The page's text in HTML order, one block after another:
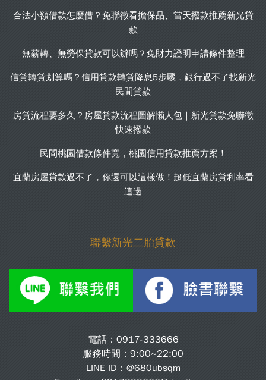
合法小額借款怎麼借？免聯徵看擔保品、當天撥款推薦新光貸
款
無薪轉、無勞保貸款可以辦嗎？免財力證明申請條件整理
信貸轉貸划算嗎？信用貸款轉貸降息5步驟，銀行過不了找新光
民間貸款
房貸流程要多久？房屋貸款流程圖解懶人包｜新光貸款免聯徵
快速撥款
民間桃園借款條件寬，桃園信用貸款推薦方案！
宜蘭房屋貸款過不了，你還可以這樣做！超低宜蘭房貸利率看
這邊
聯繫新光二胎貸款
電話： 0917-333666
服務時間：9:00~22:00
LINE ID： @680ubsqm